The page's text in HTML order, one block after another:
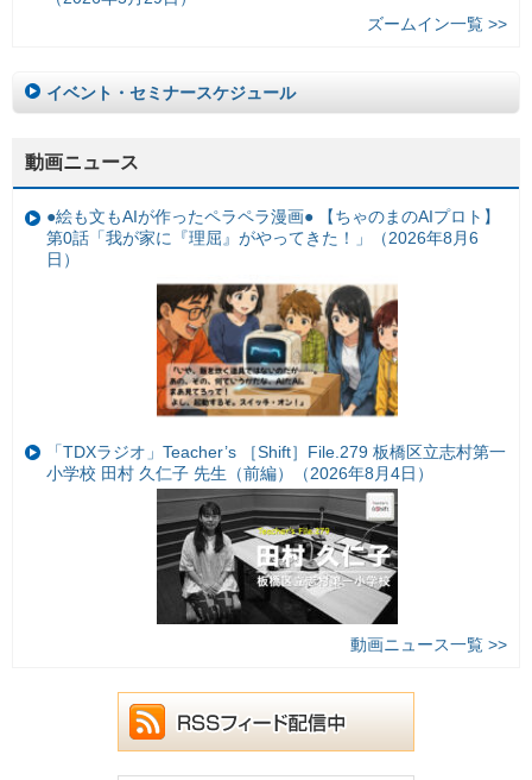
ズームイン一覧 >>
イベント・セミナースケジュール
動画ニュース
●絵も文もAIが作ったペラペラ漫画● 【ちゃのまのAIプロト】
第0話「我が家に『理屈』がやってきた！」（2026年8月6
日）
「TDXラジオ」Teacher’s ［Shift］File.279 板橋区立志村第一
小学校 田村 久仁子 先生（前編）（2026年8月4日）
動画ニュース一覧 >>